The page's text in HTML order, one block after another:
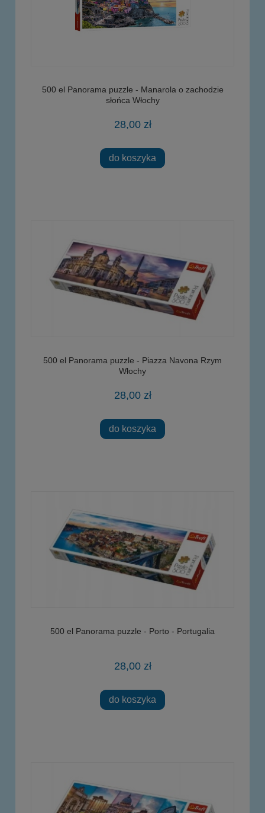
500 el Panorama puzzle - Manarola o zachodzie
słońca Włochy
28,00 zł
do koszyka
500 el Panorama puzzle - Piazza Navona Rzym
Włochy
28,00 zł
do koszyka
500 el Panorama puzzle - Porto - Portugalia
28,00 zł
do koszyka